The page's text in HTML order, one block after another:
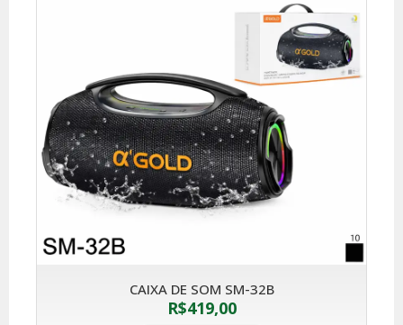
CAIXA DE SOM SM-32B
R$419,00